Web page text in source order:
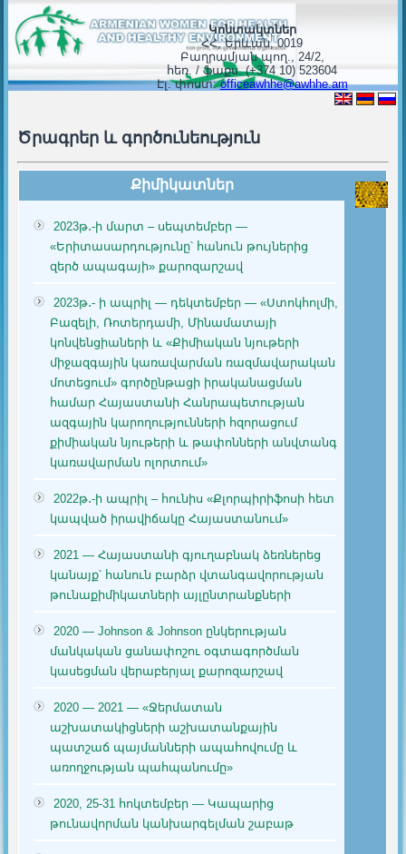
Կոնտակտներ
ՀՀ, Երևան, 0019
Բաղրամյան պող., 24/2,
հեռ. / ֆաքս. (+374 10) 523604
Էլ. փոստ:officeawhhe@awhhe.am
Ծրագրեր և գործունեություն
Քիմիկատներ
2023թ․-ի մարտ – սեպտեմբեր —
«Երիտասարդությունը՝ հանուն թույներից
զերծ ապագայի» քարոզարշավ
2023թ․- ի ապրիլ — դեկտեմբեր — «Ստոկհոլմի,
Բազելի, Ռոտերդամի, Մինամատայի
կոնվենցիաների և «Քիմիական նյութերի
միջազգային կառավարման ռազմավարական
մոտեցում» գործընթացի իրականացման
համար Հայաստանի Հանրապետության
ազգային կարողությունների հզորացում
քիմիական նյութերի և թափոնների անվտանգ
կառավարման ոլորտում»
2022թ․-ի ապրիլ – հունիս «Քլորպիրիֆոսի հետ
կապված իրավիճակը Հայաստանում»
2021 — Հայաստանի գյուղաբնակ ձեռներեց
կանայք՝ հանուն բարձր վտանգավորության
թունաքիմիկատների այլընտրանքների
2020 — Johnson & Johnson ընկերության
մանկական ցանափոշու օգտագործման
կասեցման վերաբերյալ քարոզարշավ
2020 — 2021 — «Ջերմատան
աշխատակիցների աշխատանքային
պատշաճ պայմանների ապահովումը և
առողջության պահպանումը»
2020, 25-31 հոկտեմբեր — Կապարից
թունավորման կանխարգելման շաբաթ